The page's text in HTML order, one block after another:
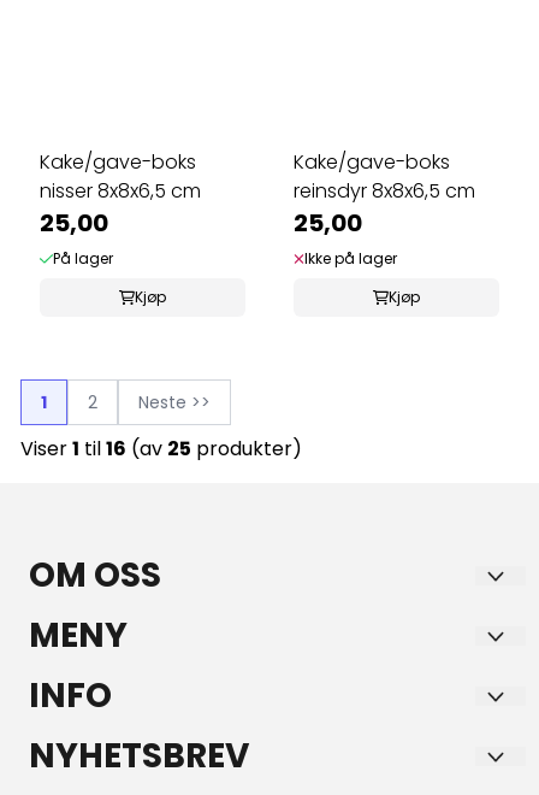
Kake/gave-boks
nisser 8x8x6,5 cm
25,00
På lager
Kjøp
Kake/gave-boks
reinsdyr 8x8x6,5 cm
25,00
Ikke på lager
Kjøp
1 2 Neste >>
Viser1 til16 (av 25 produkter)
OM OSS
GULE AS
2260 KIRKENÆR
Org. nr. 997316673
MENY
Frakt
Salgsbetingelser
INFO
Frakt
NYHETSBREV